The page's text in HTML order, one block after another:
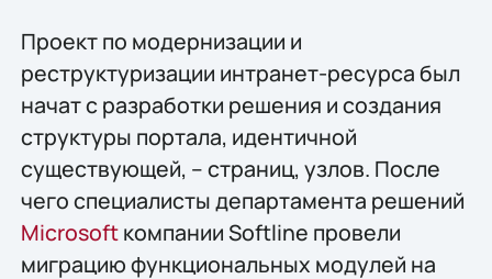
Проект по модернизации и
реструктуризации интранет-ресурса был
начат с разработки решения и создания
структуры портала, идентичной
существующей, – страниц, узлов. После
чего специалисты департамента решений
Microsoftкомпании Softline провели
миграцию функциональных модулей на